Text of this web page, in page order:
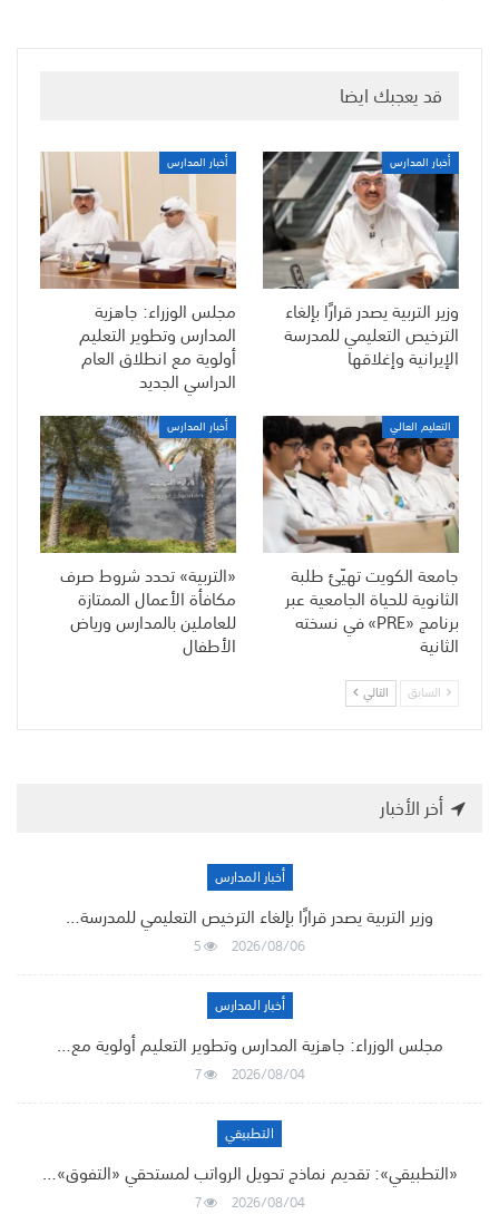
قد يعجبك ايضا
أخبار المدارس
وزير التربية يصدر قرارًا بإلغاء
الترخيص التعليمي للمدرسة
الإيرانية وإغلاقها
أخبار المدارس
مجلس الوزراء: جاهزية
المدارس وتطوير التعليم
أولوية مع انطلاق العام
الدراسي الجديد
التعليم العالي
جامعة الكويت تهيّئ طلبة
الثانوية للحياة الجامعية عبر
برنامج «PRE» في نسخته
الثانية
أخبار المدارس
«التربية» تحدد شروط صرف
مكافأة الأعمال الممتازة
للعاملين بالمدارس ورياض
الأطفال
السابق التالي
أخر الأخبار
أخبار المدارس
وزير التربية يصدر قرارًا بإلغاء الترخيص التعليمي للمدرسة…
2026/08/06
5
أخبار المدارس
مجلس الوزراء: جاهزية المدارس وتطوير التعليم أولوية مع…
2026/08/04
7
التطبيقي
«التطبيقي»: تقديم نماذج تحويل الرواتب لمستحقي «التفوق»…
2026/08/04
7